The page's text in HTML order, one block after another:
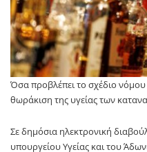
Όσα προβλέπει το σχέδιο νόμου
θωράκιση της υγείας των
Σε δημόσια ηλεκτρονική
υπουργείου Υγείας και του